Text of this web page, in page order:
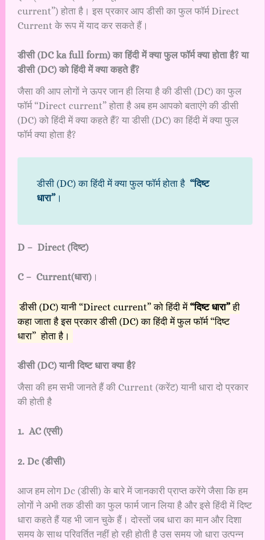
current”) होता है। इस प्रकार आप डीसी का फुल फॉर्म Direct
Current के रूप में याद कर सकते हैं।
डीसी (DC ka full form) का हिंदी में क्या फुल फॉर्म क्या होता है? या
डीसी (DC) को हिंदी में क्या कहते हैं?
जैसा की आप लोगों ने ऊपर जान ही लिया है की डीसी (DC) का फुल
फॉर्म “Direct current” होता है अब हम आपको बताएंगे की डीसी
(DC) को हिंदी में क्या कहते हैं? या डीसी (DC) का हिंदी में क्या फुल
फॉर्म क्या होता है?
डीसी (DC) का हिंदी में क्या फुल फॉर्म होता है “दिष्ट
धारा”।
D – Direct (दिष्ट)
C – Current(धारा)।
डीसी (DC) यानी “Direct current” को हिंदी में“दिष्ट धारा”ही
कहा जाता है इस प्रकार डीसी (DC) का हिंदी में फुल फॉर्म “दिष्ट
धारा” होता है।
डीसी (DC) यानी दिष्ट धारा क्या है?
जैसा की हम सभी जानते हैं की Current (करेंट) यानी धारा दो प्रकार
की होती है
1. AC (एसी)
2. Dc (डीसी)
आज हम लोग Dc (डीसी) के बारे में जानकारी प्राप्त करेंगे जैसा कि हम
लोगों ने अभी तक डीसी का फुल फार्म जान लिया है और इसे हिंदी में दिष्ट
धारा कहते हैं यह भी जान चुके हैं। दोस्तों जब धारा का मान और दिशा
समय के साथ परिवर्तित नहीं हो रही होती है उस समय जो धारा उत्पन्न